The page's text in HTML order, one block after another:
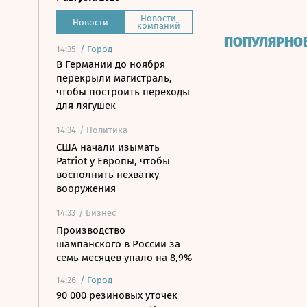
Новости Новости
компаний
14:35 / Город
В Германии до ноября
перекрыли магистраль,
чтобы построить переходы
для лягушек
14:34 / Политика
США начали изымать
Patriot у Европы, чтобы
восполнить нехватку
вооружения
14:33 / Бизнес
Производство
шампанского в России за
семь месяцев упало на 8,9%
14:26 / Город
90 000 резиновых уточек